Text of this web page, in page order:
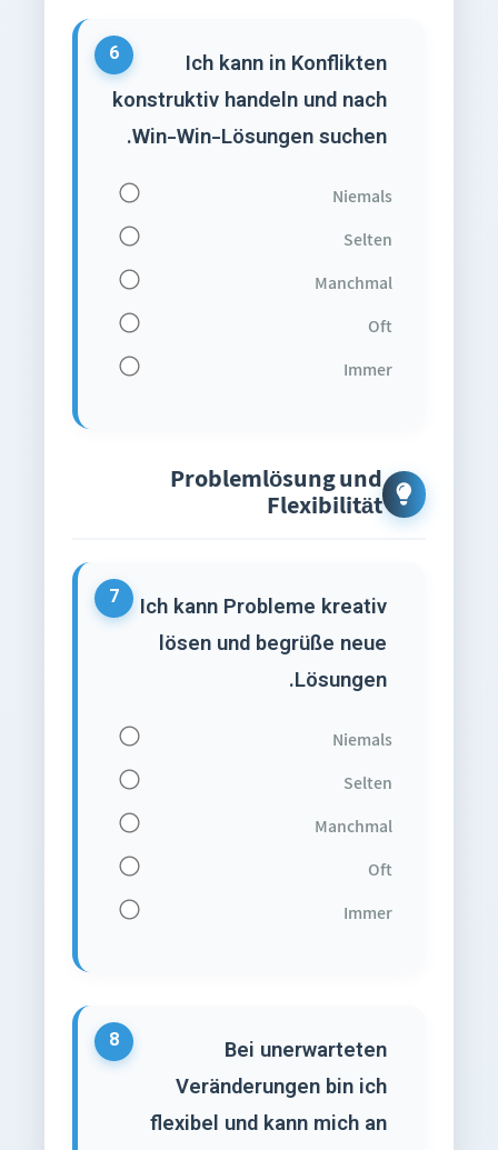
6
Ich kann in Konflikten
konstruktiv handeln und nach
Win-Win-Lösungen suchen.
Niemals
Selten
Manchmal
Oft
Immer
Problemlösung und
Flexibilität
7
Ich kann Probleme kreativ
lösen und begrüße neue
Lösungen.
Niemals
Selten
Manchmal
Oft
Immer
8
Bei unerwarteten
Veränderungen bin ich
flexibel und kann mich an